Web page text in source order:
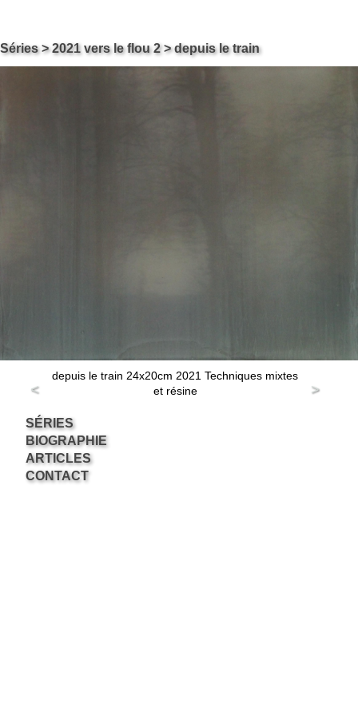
Skip
Carol ossipow
Le site de Carol Ossipow, Artiste Arts Visuels Genève Suisse
Séries>2021 vers le flou 2> depuis le train
<
depuis le train 24x20cm 2021 Techniques mixtes
et résine
>
SÉRIES
BIOGRAPHIE
ARTICLES
CONTACT